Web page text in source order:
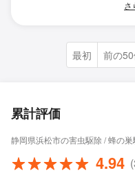
さ
最初 前の
累計評価
静岡県浜松市の害虫駆除 / 蜂の
4.94